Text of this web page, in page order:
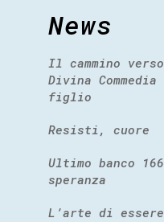
News
Il cammino
Divina
figlio
Resisti, cuore
Ultimo banco
speranza
L’arte di